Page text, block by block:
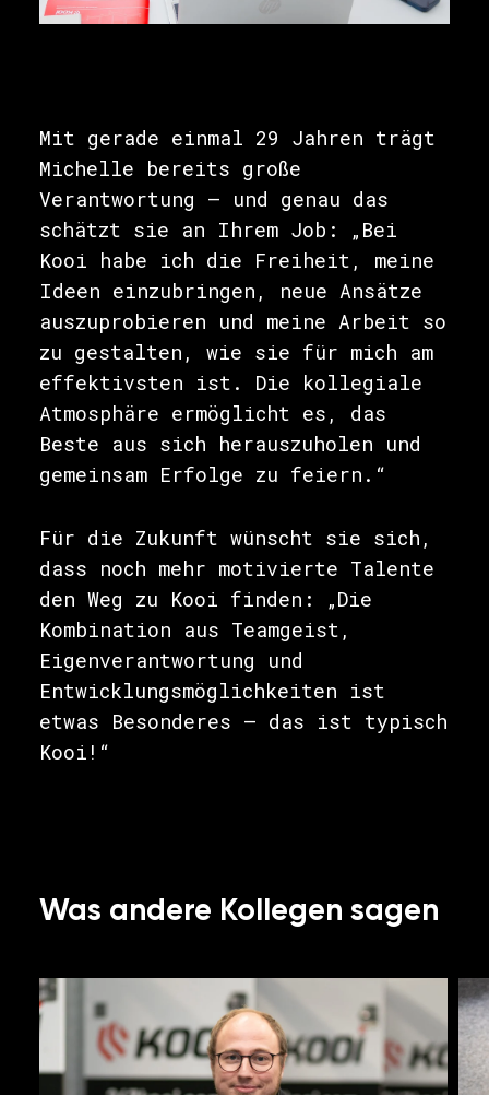
Mit gerade einmal 29 Jahren trägt
Michelle bereits große
Verantwortung – und genau das
schätzt sie an Ihrem Job: „Bei
Kooi habe ich die Freiheit, meine
Ideen einzubringen, neue Ansätze
auszuprobieren und meine Arbeit so
zu gestalten, wie sie für mich am
effektivsten ist. Die kollegiale
Atmosphäre ermöglicht es, das
Beste aus sich herauszuholen und
gemeinsam Erfolge zu feiern.“
Für die Zukunft wünscht sie sich,
dass noch mehr motivierte Talente
den Weg zu Kooi finden: „Die
Kombination aus Teamgeist,
Eigenverantwortung und
Entwicklungsmöglichkeiten ist
etwas Besonderes – das ist typisch
Kooi!“
Was andere Kollegen sagen